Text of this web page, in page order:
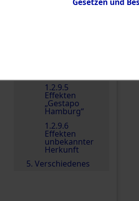
1.2.9.5
Effekten
„Gestapo
Hamburg“
1.2.9.6
Effekten
unbekannter
Herkunft
5. Verschiedenes
Gesetzen und